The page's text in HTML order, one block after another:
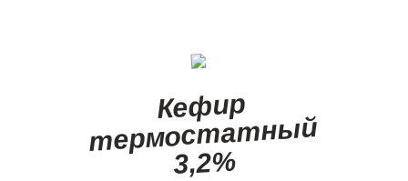
Кефир
термостатный
3,2%